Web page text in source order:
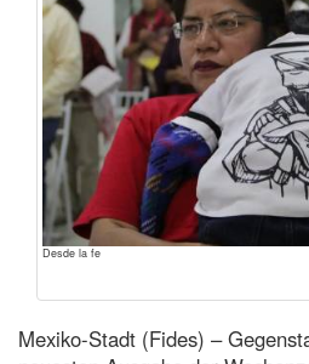
Desde la fe
Mexiko-Stadt (Fides) –